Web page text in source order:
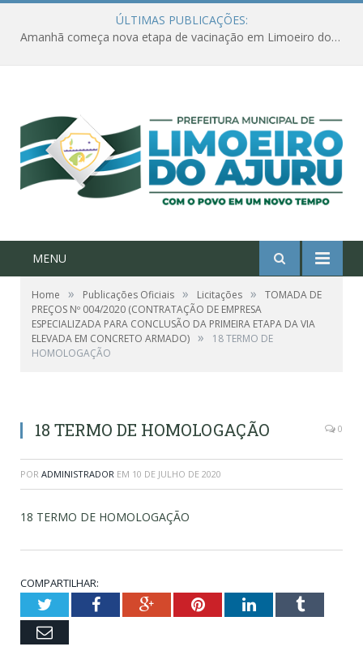
ÚLTIMAS PUBLICAÇÕES:
Amanhã começa nova etapa de vacinação em Limoeiro do Ajuru para idosos com 65 ou mais
MENU
Home » Publicações Oficiais » Licitações »
TOMADA DE
PREÇOS Nº 004/2020 (CONTRATAÇÃO DE EMPRESA
ESPECIALIZADA PARA CONCLUSÃO DA PRIMEIRA ETAPA DA VIA
ELEVADA EM CONCRETO ARMADO) »
18 TERMO DE
HOMOLOGAÇÃO
18 TERMO DE HOMOLOGAÇÃO 0
POR ADMINISTRADOR EM 10 DE JULHO DE 2020
18 TERMO DE HOMOLOGAÇÃO
COMPARTILHAR:
TwitterFacebookGoogle+PinterestLinkedInTumblr
Email